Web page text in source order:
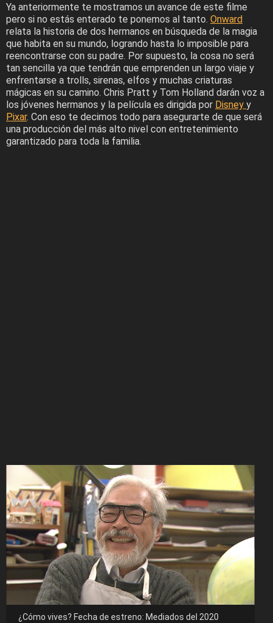
Ya anteriormente te mostramos un avance de este filme
pero si no estás enterado te ponemos al tanto. Onward
relata la historia de dos hermanos en búsqueda de la magia
que habita en su mundo, logrando hasta lo imposible para
reencontrarse con su padre. Por supuesto, la cosa no será
tan sencilla ya que tendrán que emprenden un largo viaje y
enfrentarse a trolls, sirenas, elfos y muchas criaturas
mágicas en su camino. Chris Pratt y Tom Holland darán voz a
los jóvenes hermanos y la película es dirigida por Disney y
Pixar. Con eso te decimos todo para asegurarte de que será
una producción del más alto nivel con entretenimiento
garantizado para toda la familia.
¿Cómo vives? Fecha de estreno: Mediados del 2020